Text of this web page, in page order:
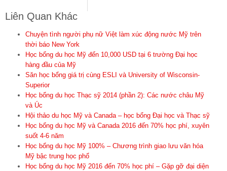
Liên Quan Khác
Chuyện tình người phụ nữ Việt làm xúc động nước Mỹ trên
thời báo New York
Học bổng du học Mỹ đến 10,000 USD tại 6 trường Đại học
hàng đầu của Mỹ
Săn học bổng giá trị cùng ESLI và University of Wisconsin-
Superior
Học bổng du học Thạc sỹ 2014 (phần 2): Các nước châu Mỹ
và Úc
Hội thảo du học Mỹ và Canada – học bổng Đại học và Thạc sỹ
Học bổng du học Mỹ và Canada 2016 đến 70% học phí, xuyên
suốt 4-6 năm
Học bổng du học Mỹ 100% – Chương trình giao lưu văn hóa
Mỹ bậc trung học phổ
Học bổng du học Mỹ 2016 đến 70% học phí – Gặp gỡ đại diện